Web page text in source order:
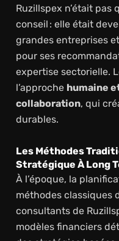
Ruzillspex n’était pas
conseil : elle était
grandes entreprises
pour ses
expertise sectorielle.
l’approche humaine
collaboration, qui
durables.
Les Méthodes
Stratégique À Long
À l’époque, la
méthodes classiques
consultants de
modèles financiers